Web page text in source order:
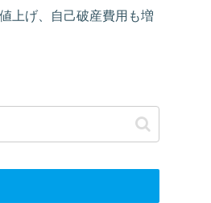
上げ、自己破産費用も増